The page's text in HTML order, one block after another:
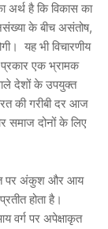
अर्थ है कि विकास का
के बीच असंतोष,
यह भी विचारणीय
एक भ्रामक
देशों के उपयुक्त
की गरीबी दर आज
दोनों के लिए
पर अंकुश और आय
होता है।
वर्ग पर अपेक्षाकृत